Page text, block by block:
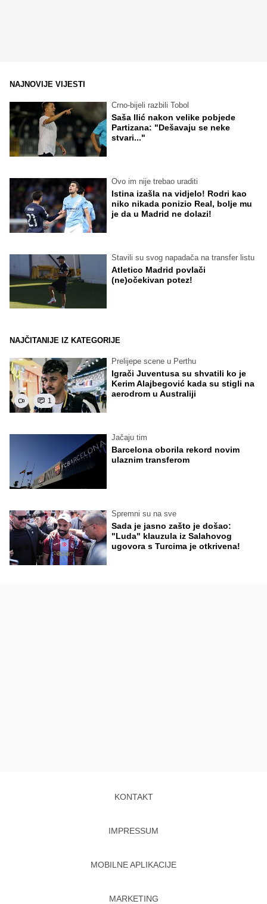
NAJNOVIJE VIJESTI
Crno-bijeli razbili Tobol
Saša Ilić nakon velike pobjede
Partizana: "Dešavaju se neke
stvari..."
Ovo im nije trebao uraditi
Istina izašla na vidjelo! Rodri kao
niko nikada ponizio Real, bolje mu
je da u Madrid ne dolazi!
Stavili su svog napadača na transfer listu
Atletico Madrid povlači
(ne)očekivan potez!
NAJČITANIJE IZ KATEGORIJE
1
Prelijepe scene u Perthu
Igrači Juventusa su shvatili ko je
Kerim Alajbegović kada su stigli na
aerodrom u Australiji
Jačaju tim
Barcelona oborila rekord novim
ulaznim transferom
Spremni su na sve
Sada je jasno zašto je došao:
"Luda" klauzula iz Salahovog
ugovora s Turcima je otkrivena!
KONTAKT
IMPRESSUM
MOBILNE APLIKACIJE
MARKETING